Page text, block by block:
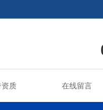
质 在线留言